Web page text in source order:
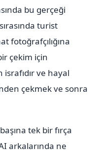
bu gerçeği
turist
fotoğrafçılığına
çekim için
ve hayal
çekmek ve sonra
tek bir fırça
arkalarında ne